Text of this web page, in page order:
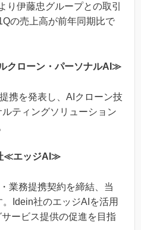
り伊藤忠グループとの取引
の売上高が前年同期比で
クローン・パーソナルAI≫
携を発表し、AIクローン技
ティングソリューション
≪エッジAI≫
業務提携契約を締結、当
Idein社のエッジAIを活用
ービス提供の促進を目指